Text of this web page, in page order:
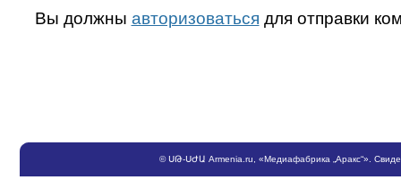
Вы должны авторизоваться для отправки
©ՍԹ-ՍԺԱ Armenia.ru , «Медиафабрика „Аракс“».